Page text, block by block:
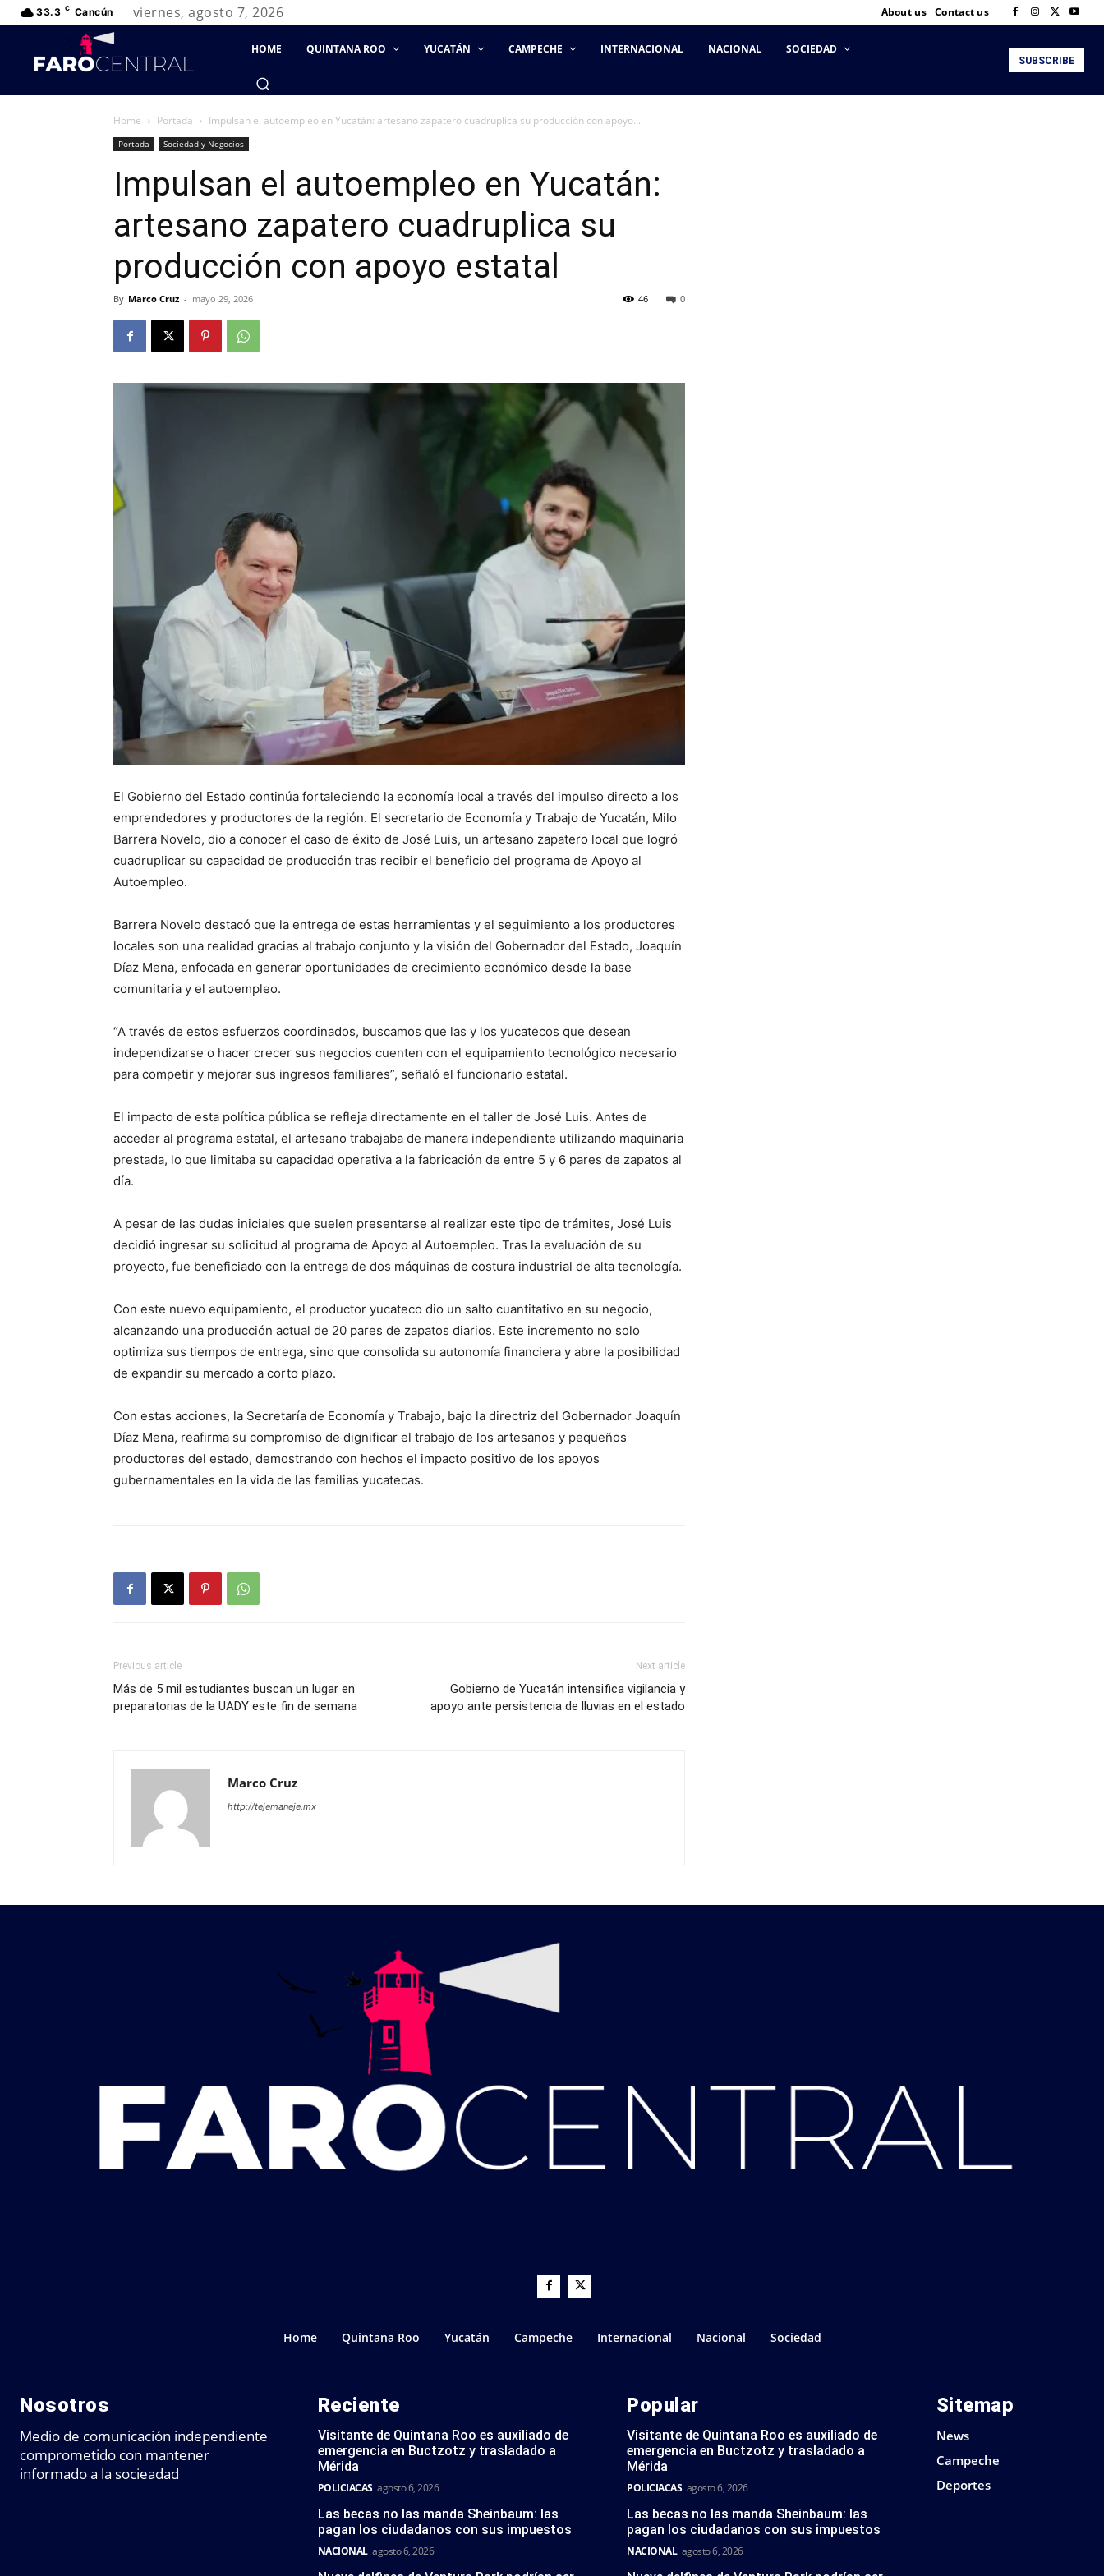
33.3 C Cancún viernes, agosto 7, 2026 About us Contact us
HOME QUINTANA ROO YUCATÁN CAMPECHE INTERNACIONAL NACIONAL SOCIEDAD
SUBSCRIBE
Home Portada Impulsan el autoempleo en Yucatán: artesano zapatero cuadruplica su producción con apoyo...
Portada Sociedad y Negocios
Impulsan el autoempleo en Yucatán:
artesano zapatero cuadruplica su
producción con apoyo estatal
By Marco Cruz - mayo 29, 2026 0
46
El Gobierno del Estado continúa fortaleciendo la economía local a través del impulso directo a los
emprendedores y productores de la región. El secretario de Economía y Trabajo de Yucatán, Milo
Barrera Novelo, dio a conocer el caso de éxito de José Luis, un artesano zapatero local que logró
cuadruplicar su capacidad de producción tras recibir el beneficio del programa de Apoyo al
Autoempleo.
Barrera Novelo destacó que la entrega de estas herramientas y el seguimiento a los productores
locales son una realidad gracias al trabajo conjunto y la visión del Gobernador del Estado, Joaquín
Díaz Mena, enfocada en generar oportunidades de crecimiento económico desde la base
comunitaria y el autoempleo.
“A través de estos esfuerzos coordinados, buscamos que las y los yucatecos que desean
independizarse o hacer crecer sus negocios cuenten con el equipamiento tecnológico necesario
para competir y mejorar sus ingresos familiares”, señaló el funcionario estatal.
El impacto de esta política pública se refleja directamente en el taller de José Luis. Antes de
acceder al programa estatal, el artesano trabajaba de manera independiente utilizando maquinaria
prestada, lo que limitaba su capacidad operativa a la fabricación de entre 5 y 6 pares de zapatos al
día.
A pesar de las dudas iniciales que suelen presentarse al realizar este tipo de trámites, José Luis
decidió ingresar su solicitud al programa de Apoyo al Autoempleo. Tras la evaluación de su
proyecto, fue beneficiado con la entrega de dos máquinas de costura industrial de alta tecnología.
Con este nuevo equipamiento, el productor yucateco dio un salto cuantitativo en su negocio,
alcanzando una producción actual de 20 pares de zapatos diarios. Este incremento no solo
optimiza sus tiempos de entrega, sino que consolida su autonomía financiera y abre la posibilidad
de expandir su mercado a corto plazo.
Con estas acciones, la Secretaría de Economía y Trabajo, bajo la directriz del Gobernador Joaquín
Díaz Mena, reafirma su compromiso de dignificar el trabajo de los artesanos y pequeños
productores del estado, demostrando con hechos el impacto positivo de los apoyos
gubernamentales en la vida de las familias yucatecas.
Previous article
Más de 5 mil estudiantes buscan un lugar en
preparatorias de la UADY este fin de semana
Next article
Gobierno de Yucatán intensifica vigilancia y
apoyo ante persistencia de lluvias en el estado
Marco Cruz
http://tejemaneje.mx
Home Quintana Roo Yucatán Campeche Internacional Nacional Sociedad
Nosotros
Medio de comunicación independiente
comprometido con mantener
informado a la socieadad
Reciente
Visitante de Quintana Roo es auxiliado de
emergencia en Buctzotz y trasladado a
Mérida
POLICIACAS agosto 6, 2026
Las becas no las manda Sheinbaum: las
pagan los ciudadanos con sus impuestos
NACIONAL agosto 6, 2026
Popular
Visitante de Quintana Roo es auxiliado de
emergencia en Buctzotz y trasladado a
Mérida
POLICIACAS agosto 6, 2026
Las becas no las manda Sheinbaum: las
pagan los ciudadanos con sus impuestos
NACIONAL agosto 6, 2026
Sitemap
News
Campeche
Deportes